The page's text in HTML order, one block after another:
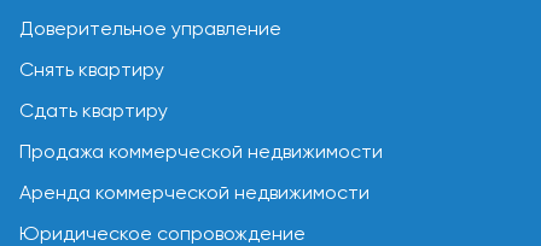
Доверительное управление
Снять квартиру
Сдать квартиру
Продажа коммерческой недвижимости
Аренда коммерческой недвижимости
Юридическое сопровождение